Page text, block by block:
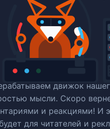
движок
мысли. Скоро
и реакциями! И
для читателей и